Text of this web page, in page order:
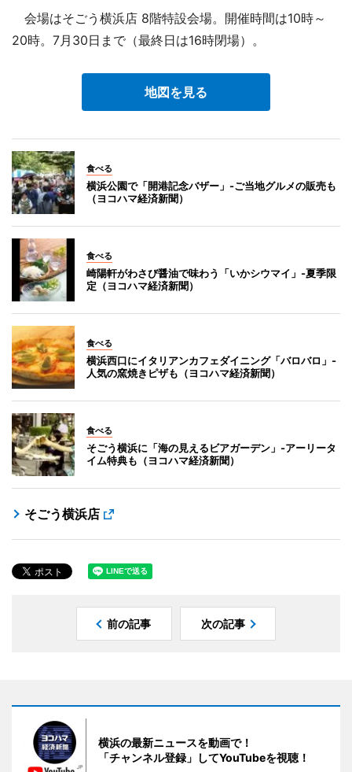
会場はそごう横浜店 8階特設会場。開催時間は10時～
20時。7月30日まで（最終日は16時閉場）。
地図を見る
食べる
横浜公園で「開港記念バザー」-ご当地グルメの販売も
（ヨコハマ経済新聞）
食べる
崎陽軒がわさび醤油で味わう「いかシウマイ」-夏季限
定（ヨコハマ経済新聞）
食べる
横浜西口にイタリアンカフェダイニング「バロバロ」-
人気の窯焼きピザも（ヨコハマ経済新聞）
食べる
そごう横浜に「海の見えるビアガーデン」-アーリータ
イム特典も（ヨコハマ経済新聞）
そごう横浜店
前の記事 次の記事
横浜の最新ニュースを動画で！
「チャンネル登録」してYouTubeを視聴！